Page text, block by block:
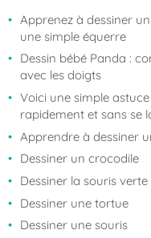
Apprenez à dessiner
une simple équerre
Dessin bébé Panda :
avec les doigts
Voici une simple
rapidement et sans se
Apprendre à dessiner
Dessiner un crocodile
Dessiner la souris verte
Dessiner une tortue
Dessiner une souris